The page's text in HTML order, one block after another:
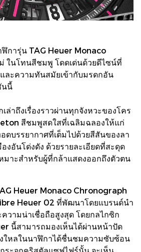
ฬิการุ่น TAG Heuer Monaco
ในโทนสีชมพู โดดเด่นด้วยดีไซน์ที่
ละความทันสมัยเข้ากับมรดกอัน
นนี้
ล่าถึงเรื่องราวผ่านทุกจังหวะของโคร
สีชมพูสดใสที่เฉลิมฉลองให้แก่
ดบรรยากาศที่เต็มไปด้วยสีสันของลา
งอันโด่งดัง ด้วยรายละเอียดที่สะดุด
มาะสำหรับผู้ที่กล้าแสดงออกถึงตัวตน
Heuer Monaco Chronograph
Heuer 02 ที่พัฒนาโดยแบรนด์นำ
วามน่าเชื่อถือสูงสุด โดยกลไกซิก
นี้สามารถมองเห็นได้ผ่านหน้าปัด
ใหลในนาฬิกาได้ชื่นชมความซับซ้อน
ระจกคริสตัลแซฟไฟร์นั้น จะเห็น